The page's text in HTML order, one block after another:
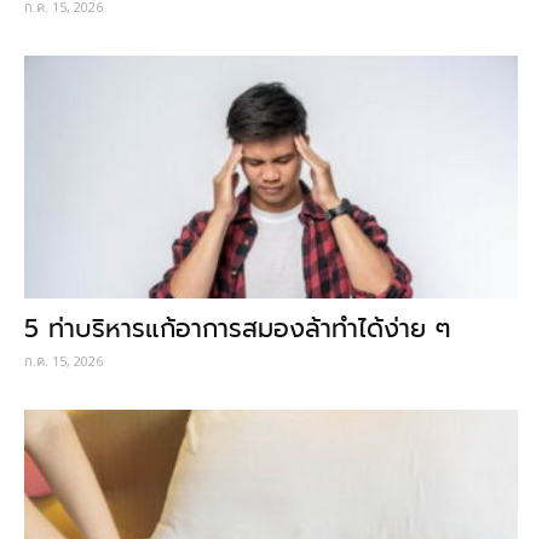
ก.ค. 15, 2026
5 ท่าบริหารแก้อาการสมองล้าทำได้ง่าย ๆ
ก.ค. 15, 2026